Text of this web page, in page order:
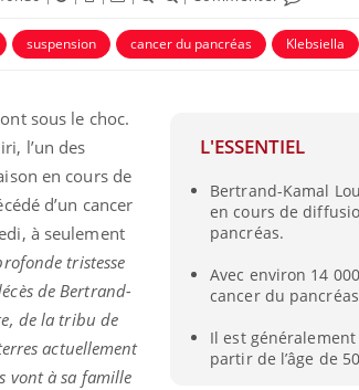
suspension cancer du pancréas Klebsiella
L'ESSENTIEL
Bertrand-Kamal
en cours de
pancréas.
Avec environ 14
cancer du
Il est
partir de l’âge de
sous le choc.
l’un des
en cours de
d’un cancer
à seulement
tristesse
de Bertrand-
de la tribu de
actuellement
vont à sa famille
!
trop
quels sont les
exercices physiques ?
Comment éviter